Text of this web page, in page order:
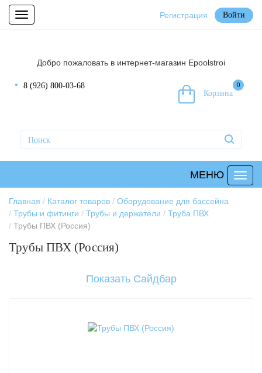
Toggle
navigation
Регистрация Войти
Добро пожаловать в интернет-магазин Epoolstroi
Корзина
0
8 (926) 800-03-68
МЕНЮ
Главная Каталог товаров
Оборудование для бассейна
Трубы и фитинги
Трубы и держатели
Труба ПВХ
Трубы ПВХ (Россия)
Трубы ПВХ (Россия)
Показать Сайдбар